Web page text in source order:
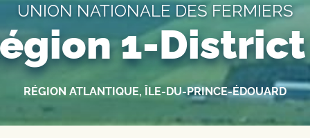
UNION NATIONALE DES FERMIERS
1-District
RÉGION ATLANTIQUE, ÎLE-DU-PRINCE-ÉDOUARD